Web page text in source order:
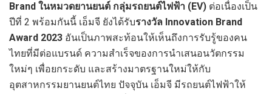
Brand ในหมวดยานยนต์ กลุ่มรถยนต์ไฟฟ้า (EV) ต่อเนื่องเป็น
ปีที่ 2 พร้อมกันนี้ เอ็มจี ยังได้รับรางวัล Innovation Brand
Award 2023 อันเป็นภาพสะท้อนให้เห็นถึงการรับรู้ของคน
ไทยที่มีต่อแบรนด์ ความสำเร็จของการนำเสนอนวัตกรรม
ใหม่ๆ เพื่อยกระดับ และสร้างมาตรฐานใหม่ให้กับ
อุตสาหกรรมยานยนต์ไทย ปัจจุบัน เอ็มจี มีรถยนต์ไฟฟ้าให้